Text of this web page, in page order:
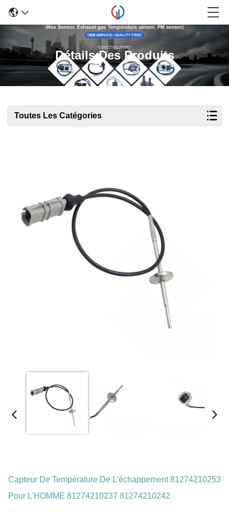
Détails Des Produits
Toutes Les Catégories
Capteur De Température De L'échappement 81274210253
Pour L'HOMME 81274210237 81274210242